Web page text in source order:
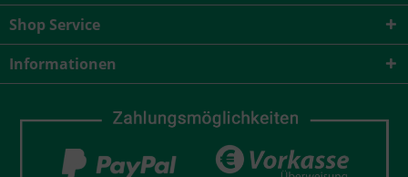
Shop Service
Informationen